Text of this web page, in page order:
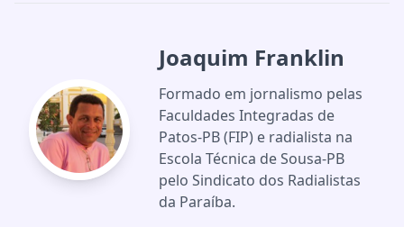
Joaquim Franklin
Formado em jornalismo pelas
Faculdades Integradas de
Patos-PB (FIP) e radialista na
Escola Técnica de Sousa-PB
pelo Sindicato dos Radialistas
da Paraíba.